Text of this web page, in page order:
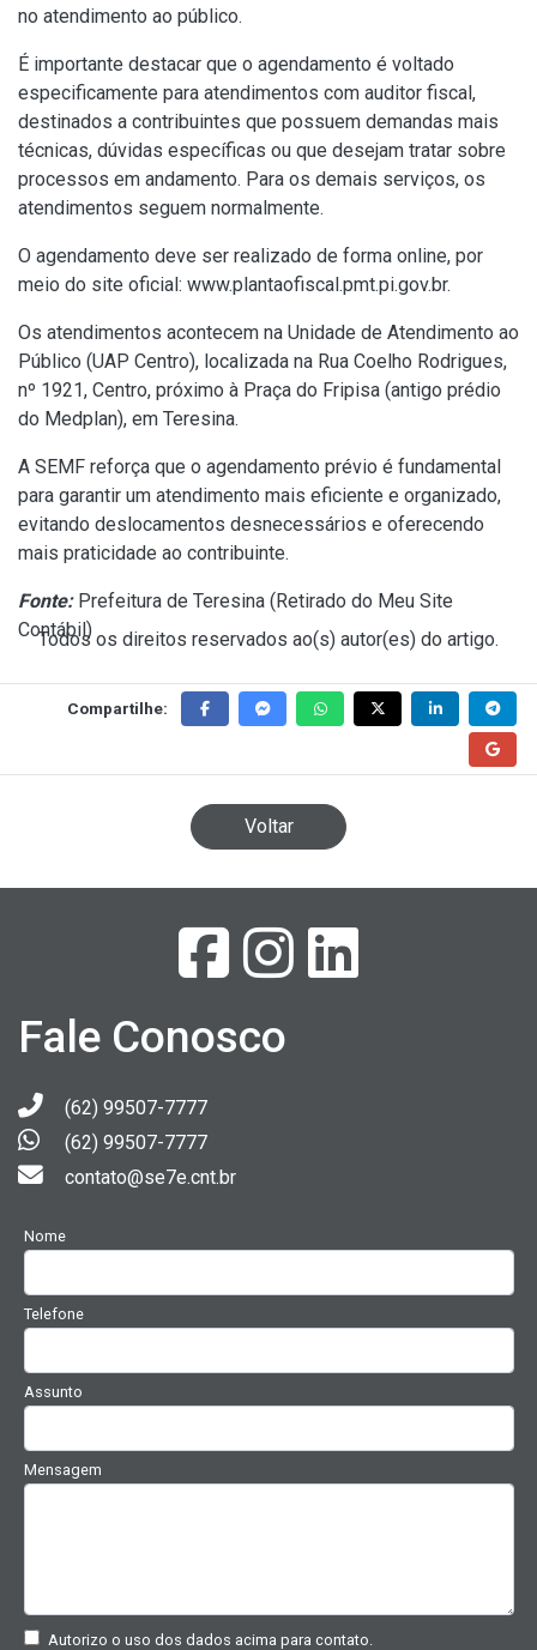
no atendimento ao público.
É importante destacar que o agendamento é voltado
especificamente para atendimentos com auditor fiscal,
destinados a contribuintes que possuem demandas mais
técnicas, dúvidas específicas ou que desejam tratar sobre
processos em andamento. Para os demais serviços, os
atendimentos seguem normalmente.
O agendamento deve ser realizado de forma online, por
meio do site oficial: www.plantaofiscal.pmt.pi.gov.br.
Os atendimentos acontecem na Unidade de Atendimento ao
Público (UAP Centro), localizada na Rua Coelho Rodrigues,
nº 1921, Centro, próximo à Praça do Fripisa (antigo prédio
do Medplan), em Teresina.
A SEMF reforça que o agendamento prévio é fundamental
para garantir um atendimento mais eficiente e organizado,
evitando deslocamentos desnecessários e oferecendo
mais praticidade ao contribuinte.
Fonte:Prefeitura de Teresina (Retirado do Meu Site
Contábil)
Todos os direitos reservados ao(s) autor(es) do artigo.
Compartilhe:
Voltar
Fale Conosco
(62) 99507-7777
(62) 99507-7777
contato@se7e.cnt.br
Nome
Telefone
Assunto
Mensagem
Autorizo o uso dos dados acima para contato.